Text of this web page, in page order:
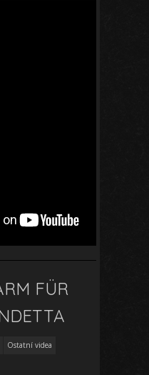
FÜR
Ostatní videa